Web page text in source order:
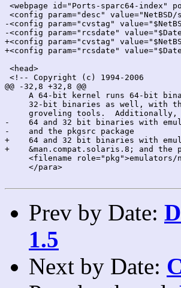
<webpage id="Ports-sparc64-index"
<config param="desc"
-<config param="cvstag"
-<config param="rcsdate"
+<config param="cvstag"
+<config param="rcsdate"
<head>
<!-- Copyright (c) 1994-2006
@@ -32,8 +32,8 @@
A 64-bit kernel runs 64-bit
32-bit binaries as well, with
groveling tools.
-    64 and 32 bit binaries with
-    and the pkgsrc package
+    64 and 32 bit binaries with
+    &man.compat.solaris.8; and the
<filename
     </para>
Prev by Date:
1.5
Next by Date: